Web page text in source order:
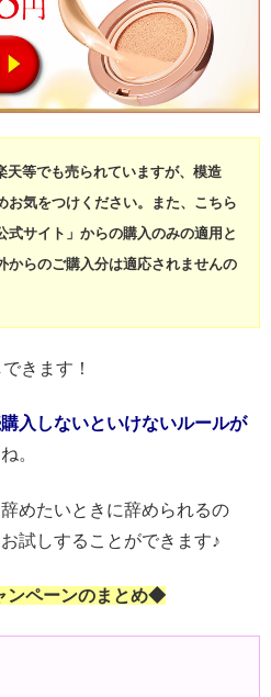
天等でも売られていますが、模造
お気をつけください。また、こちら
式サイト」からの購入のみの適用と
からのご購入分は適応されませんの
きます！
入しないといけないルールが
。
めたいときに辞められるの
試しすることができます♪
ンペーンのまとめ◆